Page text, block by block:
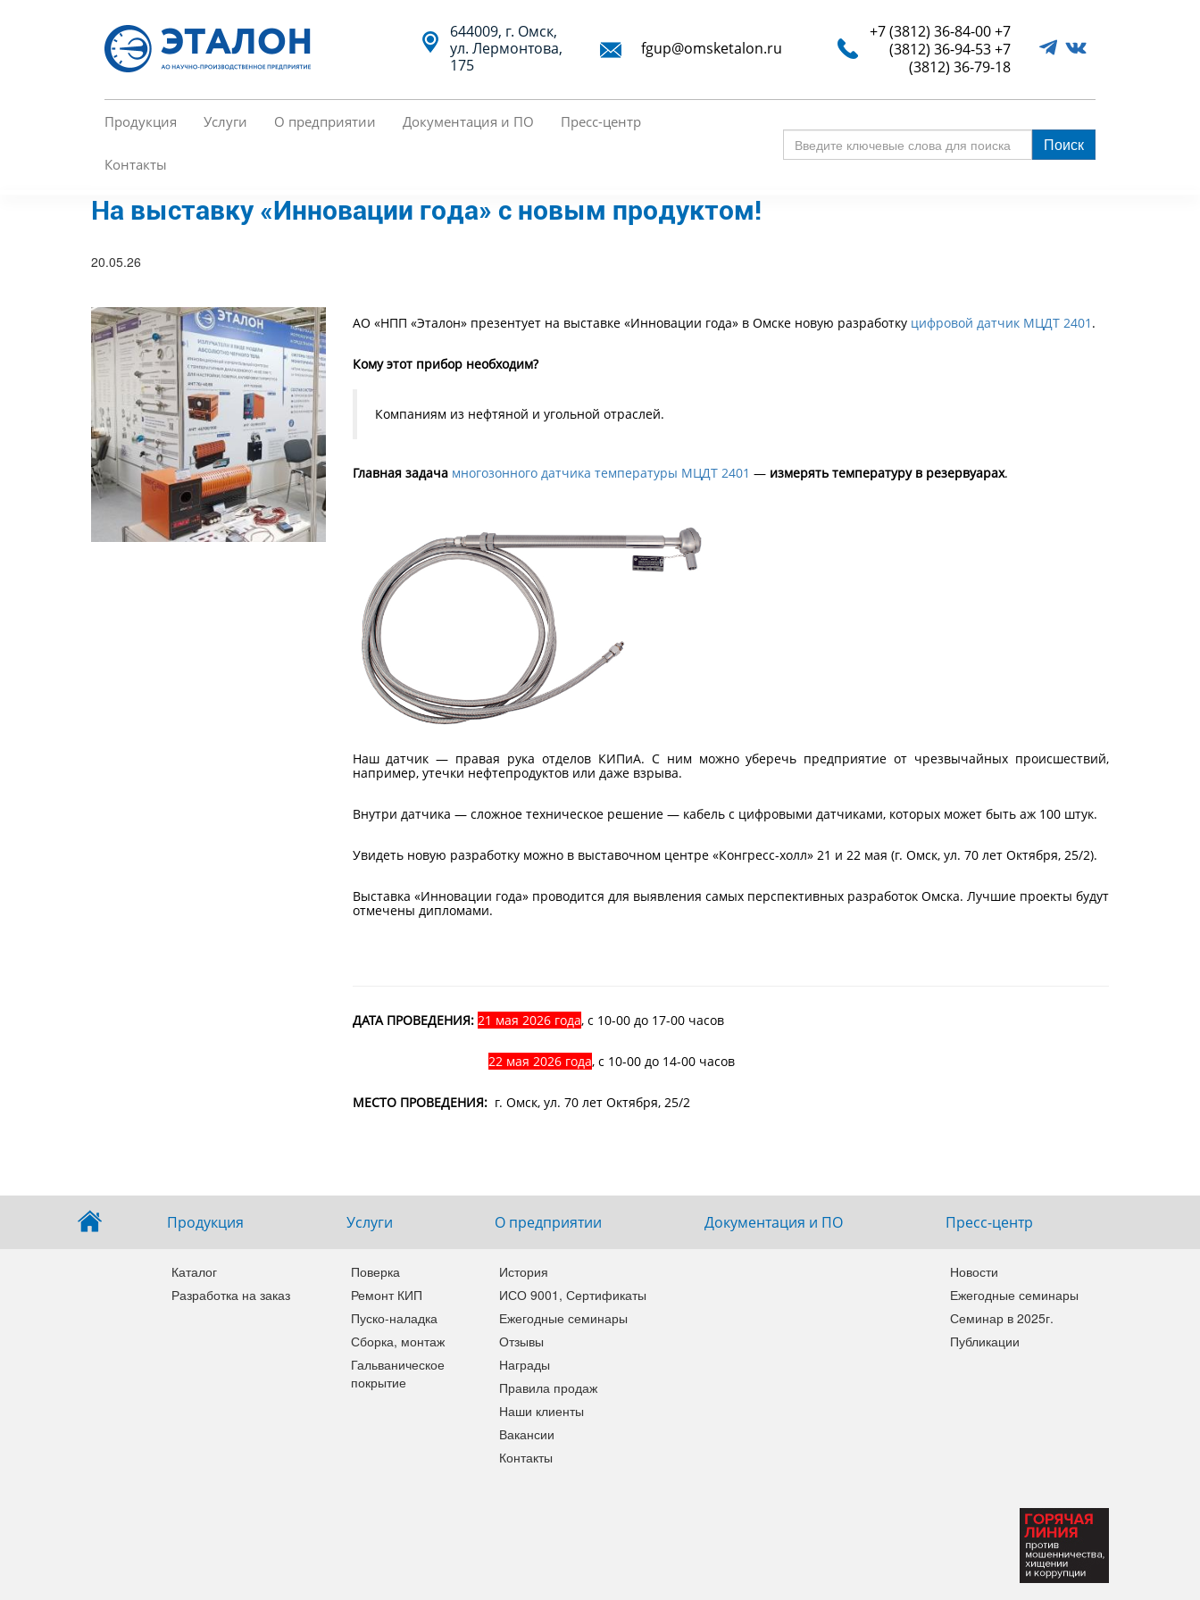
644009, г. Омск,
ул. Лермонтова,
175
fgup@omsketalon.ru
+7 (3812) 36-84-00+7
(3812) 36-94-53+7
(3812) 36-79-18
Продукция Услуги О предприятии Документация и ПО Пресс-центр
Контакты
Поиск
На выставку «Инновации года» с новым продуктом!
20.05.26
АО «НПП «Эталон» презентует на выставке «Инновации года» в Омске новую разработку цифровой датчик МЦДТ 2401 .
Кому этот прибор необходим?
Компаниям из нефтяной и угольной отраслей.
Главная задача многозонного датчика температуры МЦДТ 2401 — измерять температуру в резервуарах.
Наш датчик — правая рука отделов КИПиА. С ним можно уберечь предприятие от чрезвычайных происшествий,
например, утечки нефтепродуктов или даже взрыва.
Внутри датчика — сложное техническое решение — кабель с цифровыми датчиками, которых может быть аж 100 штук.
Увидеть новую разработку можно в выставочном центре «Конгресс-холл» 21 и 22 мая (г. Омск, ул. 70 лет Октября, 25/2).
Выставка «Инновации года» проводится для выявления самых перспективных разработок Омска. Лучшие проекты будут
отмечены дипломами.
ДАТА ПРОВЕДЕНИЯ: 21 мая 2026 года, с 10-00 до 17-00 часов
22 мая 2026 года, с 10-00 до 14-00 часов
МЕСТО ПРОВЕДЕНИЯ:г. Омск, ул. 70 лет Октября, 25/2
Продукция
Каталог
Разработка на заказ
Услуги
Поверка
Ремонт КИП
Пуско-наладка
Сборка, монтаж
Гальваническое
покрытие
О предприятии
История
ИСО 9001, Сертификаты
Ежегодные семинары
Отзывы
Награды
Правила продаж
Наши клиенты
Вакансии
Контакты
Документация и ПО Пресс-центр
Новости
Ежегодные семинары
Семинар в 2025г.
Публикации